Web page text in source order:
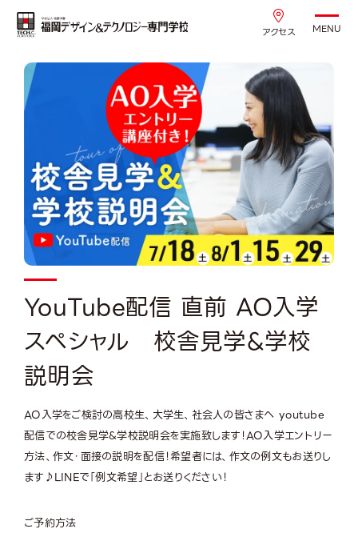
アクセス MENU
YouTube配信 直前 AO入学
スペシャル 校舎見学&学校
説明会
AO入学をご検討の高校生、大学生、社会人の皆さまへ youtube
配信での校舎見学&学校説明会を実施致します！AO入学エントリー
方法、作文・面接の説明を配信！希望者には、作文の例文もお送りし
ます♪LINEで「例文希望」とお送りください！
ご予約方法